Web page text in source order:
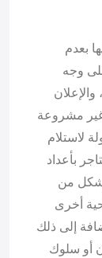
بعدم
وجه
مشروعة
لاستلام
بأعداد
من
أخرى
إلى ذلك
أو سلوك